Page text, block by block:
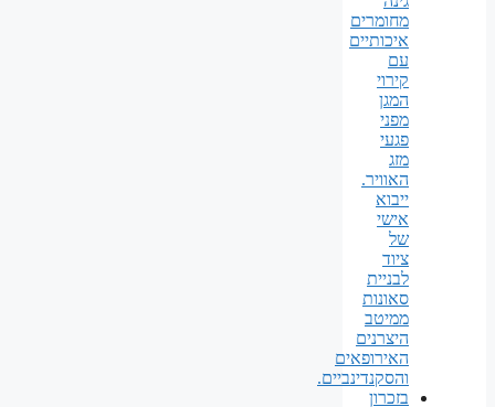
מחומרים
איכותיים
עם
קירוי
המגן
מפני
פגעי
מזג
האוויר.
ייבוא
אישי
של
ציוד
לבניית
סאונות
ממיטב
היצרנים
האירופאים
והסקנדינביים.
בזכרון